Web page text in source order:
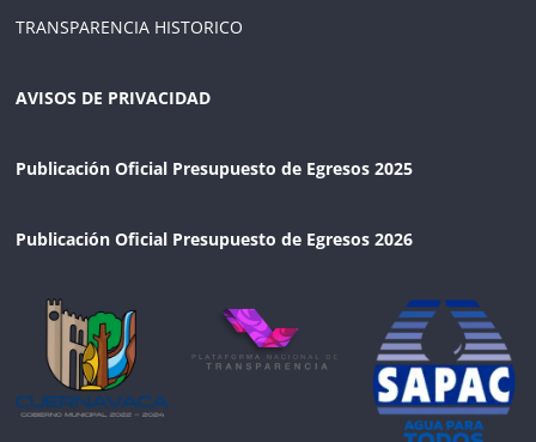
TRANSPARENCIA HISTORICO
AVISOS DE PRIVACIDAD
Publicación Oficial Presupuesto de Egresos 2025
Publicación Oficial Presupuesto de Egresos 2026